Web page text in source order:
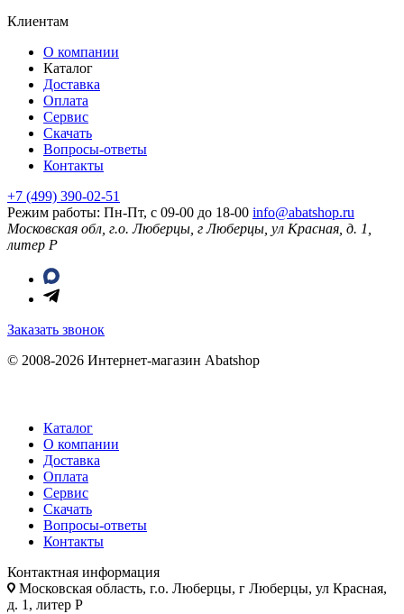
Клиентам
О компании
Каталог
Доставка
Оплата
Сервис
Скачать
Вопросы-ответы
Контакты
+7 (499) 390-02-51
Режим работы: Пн-Пт, с 09-00 до 18-00 info@abatshop.ru
Московская обл, г.о. Люберцы, г Люберцы, ул Красная, д. 1,
литер Р
Заказать звонок
© 2008-2026 Интернет-магазин Abatshop
Каталог
О компании
Доставка
Оплата
Сервис
Скачать
Вопросы-ответы
Контакты
Контактная информация
Московская область, г.о. Люберцы, г Люберцы, ул Красная,
д. 1, литер Р